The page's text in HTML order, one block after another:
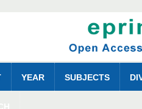
YEAR SUBJECTS